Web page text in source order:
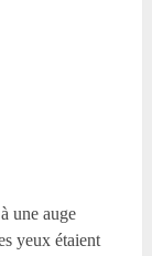
une auge
yeux étaient